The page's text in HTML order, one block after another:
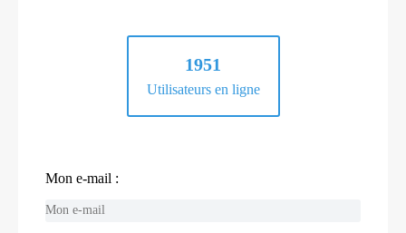
1951
Utilisateurs en ligne
Mon e-mail :